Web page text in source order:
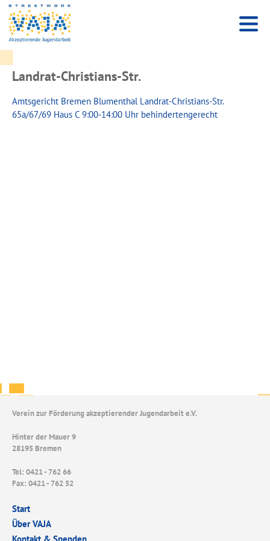
Landrat-Christians-Str.
Amtsgericht Bremen Blumenthal Landrat-Christians-Str.
65a/67/69 Haus C 9:00-14:00 Uhr behindertengerecht
Verein zur Förderung akzeptierender Jugendarbeit e.V.
Hinter der Mauer 9
28195 Bremen
Tel: 0421 - 762 66
Fax: 0421 - 762 52
Start
Über VAJA